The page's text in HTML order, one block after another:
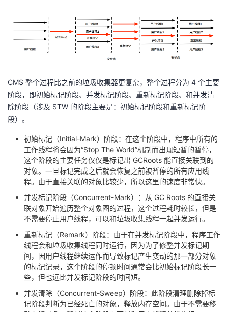
学
我
课
程
的
认
我
的
验
我
收
藏
持
的
术
支
持
我
云
声
建
议
CMS 整个过程比之前的垃圾收集器更复杂，整个过程分为 4 个主要
阶段，即初始标记阶段、并发标记阶段、重新标记阶段、和并发清
除阶段（涉及 STW 的阶段主要是：初始标记阶段和重新标记阶
段）。
初始标记（Initial-Mark）阶段：在这个阶段中，程序中所有的
工作线程将会因为“Stop The World”机制而出现短暂的暂停，
这个阶段的主要任务仅仅是标记出 GCRoots 能直接关联到的
对象。一旦标记完成之后就会恢复之前被暂停的所有应用线
程。由于直接关联的对象比较少，所以这里的速度非常快。
并发标记阶段（Concurrent-Mark）：从 GC Roots 的直接关
联对象开始遍历整个对象图的过程，这个过程耗时较长，但是
不需要停止用户线程，可以和垃圾收集线程一起并发运行。
重新标记（Remark）阶段：由于在并发标记阶段中，程序工作
线程会和垃圾收集线程同时运行，因为为了修整并发标记期
间，因用户线程继续运作而导致标记产生变动的那一部分对象
的标记记录，这个阶段的停顿时间通常会比初始标记阶段长一
些，但也远比并发标记阶段的时间短。
并发清除（Concurrent-Sweep）阶段：此阶段清理删除掉标
记阶段判断为已经死亡的对象，释放内存空间。由于不需要移